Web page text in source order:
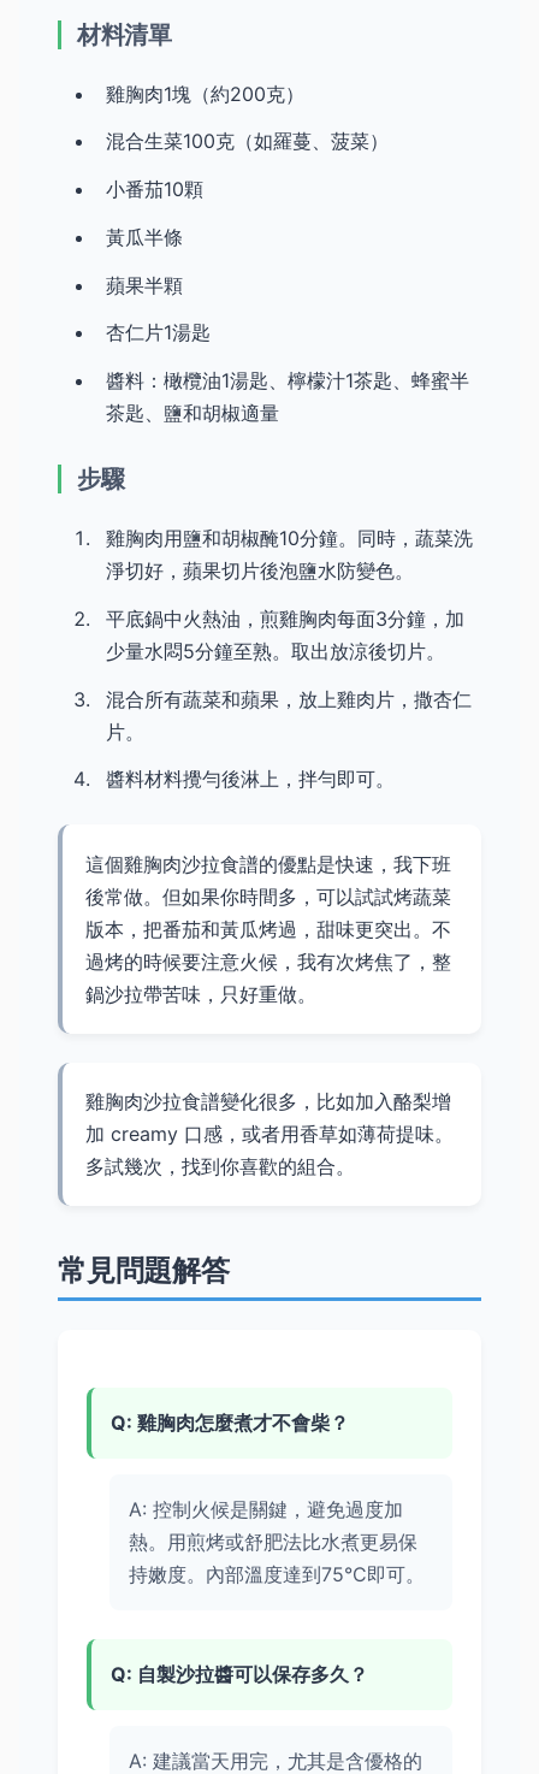
材料清單
雞胸肉1塊（約200克）
混合生菜100克（如羅蔓、菠菜）
小番茄10顆
黃瓜半條
蘋果半顆
杏仁片1湯匙
醬料：橄欖油1湯匙、檸檬汁1茶匙、蜂蜜半
茶匙、鹽和胡椒適量
步驟
雞胸肉用鹽和胡椒醃10分鐘。同時，蔬菜洗
淨切好，蘋果切片後泡鹽水防變色。
平底鍋中火熱油，煎雞胸肉每面3分鐘，加
少量水悶5分鐘至熟。取出放涼後切片。
混合所有蔬菜和蘋果，放上雞肉片，撒杏仁
片。
醬料材料攪勻後淋上，拌勻即可。
這個雞胸肉沙拉食譜的優點是快速，我下班
後常做。但如果你時間多，可以試試烤蔬菜
版本，把番茄和黃瓜烤過，甜味更突出。不
過烤的時候要注意火候，我有次烤焦了，整
鍋沙拉帶苦味，只好重做。
雞胸肉沙拉食譜變化很多，比如加入酪梨增
加 creamy 口感，或者用香草如薄荷提味。
多試幾次，找到你喜歡的組合。
常見問題解答
Q: 雞胸肉怎麼煮才不會柴？
A: 控制火候是關鍵，避免過度加
熱。用煎烤或舒肥法比水煮更易保
持嫩度。內部溫度達到75°C即可。
Q: 自製沙拉醬可以保存多久？
A: 建議當天用完，尤其是含優格的